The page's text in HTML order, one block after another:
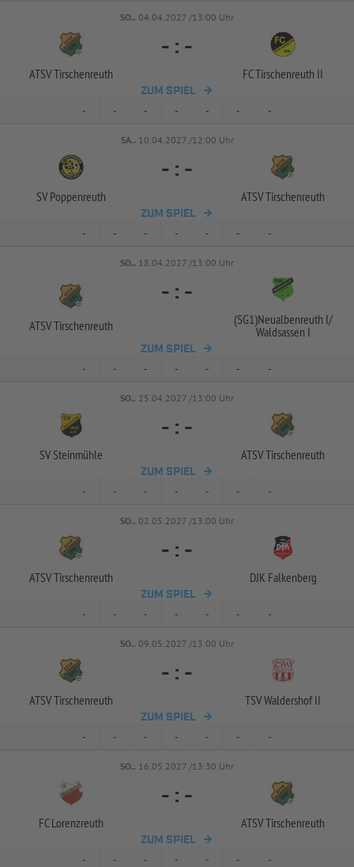
SO.. 04.04.2027 /13:00 Uhr
ATSV Tirschenreuth
- : -
FC Tirschenreuth II
ZUM SPIEL
- - - - - - -
SA.. 10.04.2027 /12:00 Uhr
SV Poppenreuth
- : -
ATSV Tirschenreuth
ZUM SPIEL
- - - - - - -
SO.. 18.04.2027 /13:00 Uhr
ATSV Tirschenreuth
- : -
(SG1)Neualbenreuth I/
Waldsassen I
ZUM SPIEL
- - - - - - -
SO.. 25.04.2027 /13:00 Uhr
SV Steinmühle
- : -
ATSV Tirschenreuth
ZUM SPIEL
- - - - - - -
SO.. 02.05.2027 /13:00 Uhr
ATSV Tirschenreuth
- : -
DJK Falkenberg
ZUM SPIEL
- - - - - - -
SO.. 09.05.2027 /13:00 Uhr
ATSV Tirschenreuth
- : -
TSV Waldershof II
ZUM SPIEL
- - - - - - -
SO.. 16.05.2027 /13:30 Uhr
FC Lorenzreuth
- : -
ATSV Tirschenreuth
ZUM SPIEL
- - - - - - -